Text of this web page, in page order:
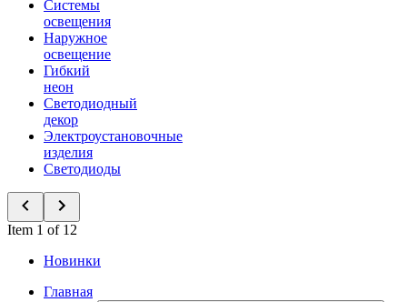
Системы
освещения
Наружное
освещение
Гибкий
неон
Светодиодный
декор
Электроустановочные
изделия
Светодиоды
Item 1 of 12
Новинки
Главная